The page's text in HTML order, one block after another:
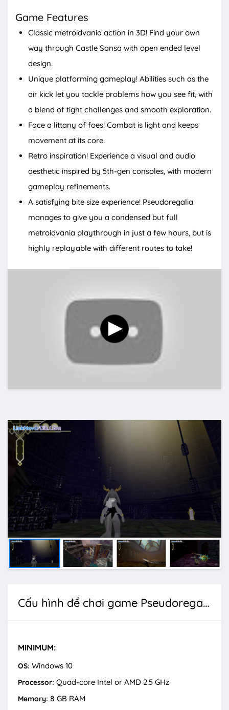
Game Features
Classic metroidvania action in 3D! Find your own
way through Castle Sansa with open ended level
design.
Unique platforming gameplay! Abilities such as the
air kick let you tackle problems how you see fit, with
a blend of tight challenges and smooth exploration.
Face a littany of foes! Combat is light and keeps
movement at its core.
Retro inspiration! Experience a visual and audio
aesthetic inspired by 5th-gen consoles, with modern
gameplay refinements.
A satisfying bite size experience! Pseudoregalia
manages to give you a condensed but full
metroidvania playthrough in just a few hours, but is
highly replayable with different routes to take!
Cấu hình để chơi game Pseudoregalia
MINIMUM:
OS: Windows 10
Processor: Quad-core Intel or AMD 2.5 GHz
Memory: 8 GB RAM